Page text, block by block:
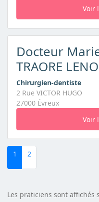
Voir
Docteur
TRAORE
Chirurgien-dentiste
2 Rue VICTOR HUGO
27000 Évreux
Voir
1 2
Les praticiens sont